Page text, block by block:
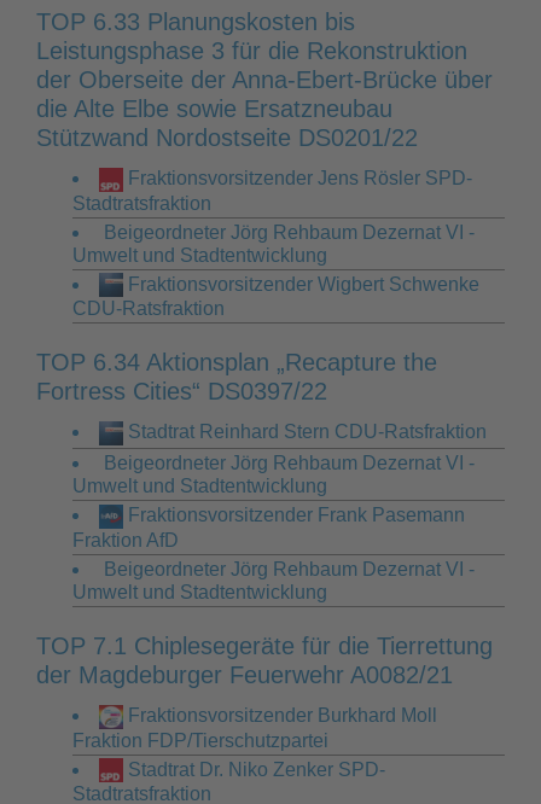
TOP 6.33 Planungskosten bis
Leistungsphase 3 für die Rekonstruktion
der Oberseite der Anna-Ebert-Brücke über
die Alte Elbe sowie Ersatzneubau
Stützwand Nordostseite DS0201/22
Fraktionsvorsitzender Jens Rösler SPD-
Stadtratsfraktion
Beigeordneter Jörg Rehbaum Dezernat VI -
Umwelt und Stadtentwicklung
Fraktionsvorsitzender Wigbert Schwenke
CDU-Ratsfraktion
TOP 6.34 Aktionsplan „Recapture the
Fortress Cities“ DS0397/22
Stadtrat Reinhard Stern CDU-Ratsfraktion
Beigeordneter Jörg Rehbaum Dezernat VI -
Umwelt und Stadtentwicklung
Fraktionsvorsitzender Frank Pasemann
Fraktion AfD
Beigeordneter Jörg Rehbaum Dezernat VI -
Umwelt und Stadtentwicklung
TOP 7.1 Chiplesegeräte für die Tierrettung
der Magdeburger Feuerwehr A0082/21
Fraktionsvorsitzender Burkhard Moll
Fraktion FDP/Tierschutzpartei
Stadtrat Dr. Niko Zenker SPD-
Stadtratsfraktion